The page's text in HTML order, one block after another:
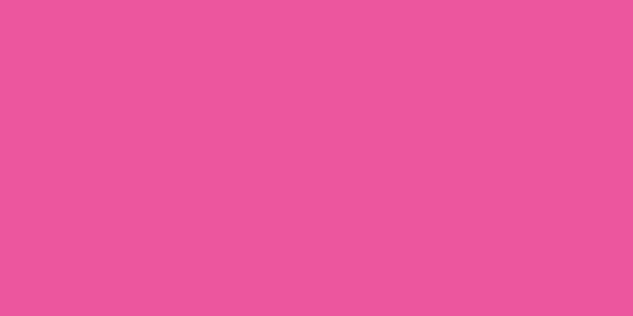
karena cocok digunakan pada berbagai jenis acara seperti festival UMKM. Area seperti ini biasanya ramai
usaha permainan inflatable.
perhatian pengunjung karena memiliki tampilan visual yang besar dan mencolok. Anak-anak
menggunakan warna cerah. Hal inilah yang membuat usaha playground inflatable terus berkembang
lebih mudah dipasang dan tidak membutuhkan area terlalu besar. Sedangkan untuk event yang lebih ramai,
jasa cargo yang disesuaikan dengan ukuran produk. Setiap inflatable dipacking menggunakan
dapat dikirim bersamaan. Selain proses produksi, kami juga membantu dalam proses estimasi ongkir